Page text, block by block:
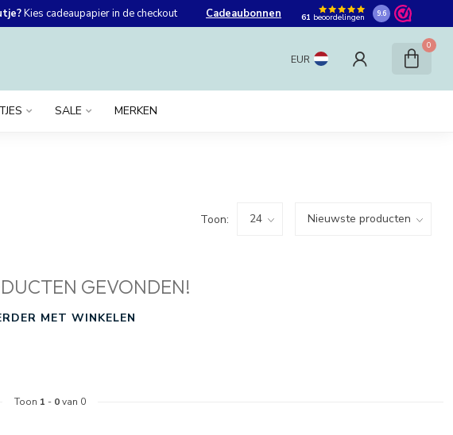
Kies cadeaupapier in de checkout Cadeaubonnen 61 beoordelingen 9.6
EUR
0
SALE MERKEN
Toon:
GEVONDEN!
MET WINKELEN
Toon 1 - 0van 0